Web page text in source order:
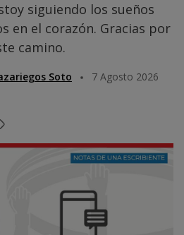
siguiendo los sueños
en el corazón. Gracias por
camino.
Soto
7 Agosto 2026